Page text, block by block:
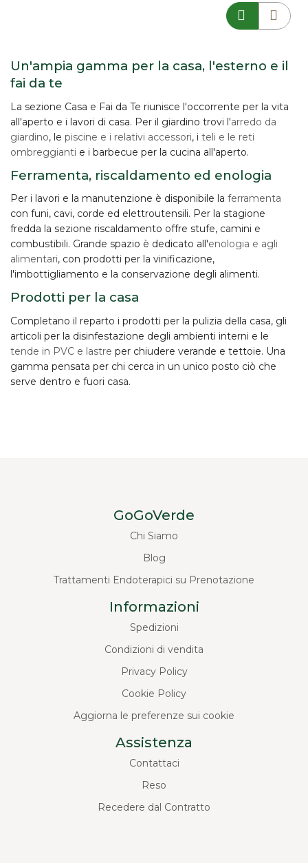
Un'ampia gamma per la casa, l'esterno e il
fai da te
La sezione Casa e Fai da Te riunisce l'occorrente per la vita
all'aperto e i lavori di casa. Per il giardino trovi l'arredo da
giardino, le piscine e i relativi accessori, i teli e le reti
ombreggianti e i barbecue per la cucina all'aperto.
Ferramenta, riscaldamento ed enologia
Per i lavori e la manutenzione è disponibile la ferramenta
con funi, cavi, corde ed elettroutensili. Per la stagione
fredda la sezione riscaldamento offre stufe, camini e
combustibili. Grande spazio è dedicato all'enologia e agli
alimentari, con prodotti per la vinificazione,
l'imbottigliamento e la conservazione degli alimenti.
Prodotti per la casa
Completano il reparto i prodotti per la pulizia della casa, gli
articoli per la disinfestazione degli ambienti interni e le
tende in PVC e lastre per chiudere verande e tettoie. Una
gamma pensata per chi cerca in un unico posto ciò che
serve dentro e fuori casa.
GoGoVerde
Chi Siamo
Blog
Trattamenti Endoterapici su Prenotazione
Informazioni
Spedizioni
Condizioni di vendita
Privacy Policy
Cookie Policy
Aggiorna le preferenze sui cookie
Assistenza
Contattaci
Reso
Recedere dal Contratto